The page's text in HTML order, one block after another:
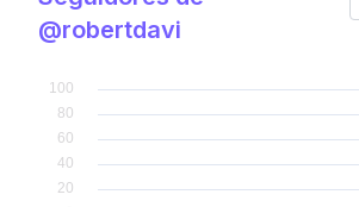
@robertdavi